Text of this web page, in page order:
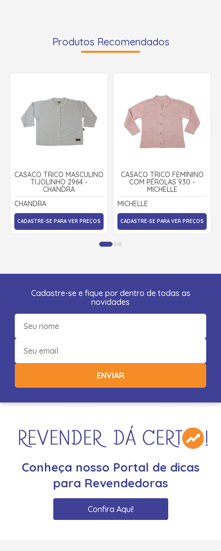
Produtos Recomendados
CASACO TRICÔ MASCULINO
TIJOLINHO 2964 -
CHANDRA
CHANDRA
CADASTRE-SE PARA VER PREÇOS
CASACO TRICÔ FEMININO
COM PÉROLAS 930 -
MICHELLE
MICHELLE
CADASTRE-SE PARA VER PREÇOS
Cadastre-se e fique por dentro de todas as
novidades
ENVIAR
Conheça nosso Portal de dicas
para Revendedoras
Confira Aqui!